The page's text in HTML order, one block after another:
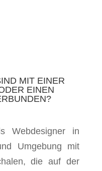
MIT EINER
EINEN
Webdesigner in
Umgebung mit
die auf der